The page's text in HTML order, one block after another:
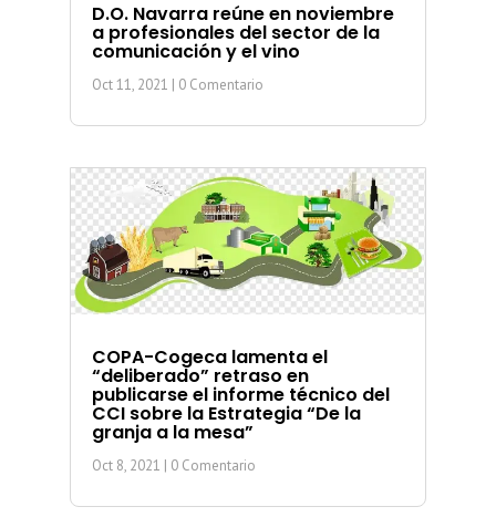
D.O. Navarra reúne en noviembre
a profesionales del sector de la
comunicación y el vino
Oct 11, 2021 | 0 Comentario
COPA-Cogeca lamenta el
“deliberado” retraso en
publicarse el informe técnico del
CCI sobre la Estrategia “De la
granja a la mesa”
Oct 8, 2021 | 0 Comentario